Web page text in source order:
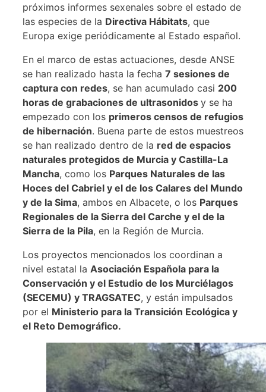
próximos informes sexenales sobre el estado de
las especies de la Directiva Hábitats, que
Europa exige periódicamente al Estado español.
En el marco de estas actuaciones, desde ANSE
se han realizado hasta la fecha 7 sesiones de
captura con redes, se han acumulado casi 200
horas de grabaciones de ultrasonidos y se ha
empezado con los primeros censos de refugios
de hibernación. Buena parte de estos muestreos
se han realizado dentro de la red de espacios
naturales protegidos de Murcia y Castilla-La
Mancha, como los Parques Naturales de las
Hoces del Cabriel y el de los Calares del Mundo
y de la Sima, ambos en Albacete, o los Parques
Regionales de la Sierra del Carche y el de la
Sierra de la Pila, en la Región de Murcia.
Los proyectos mencionados los coordinan a
nivel estatal la Asociación Española para la
Conservación y el Estudio de los Murciélagos
(SECEMU) y TRAGSATEC, y están impulsados
por el Ministerio para la Transición Ecológica y
el Reto Demográfico.